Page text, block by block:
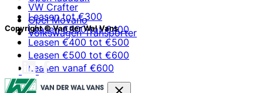
VW Crafter
Opel Movano
Volkswagen Transporter
Leasen tot €300
Leasen €300 tot €400
Leasen €400 tot €500
Leasen €500 tot €600
Leasen vanaf €600
Copyright © Van der Wal Vans